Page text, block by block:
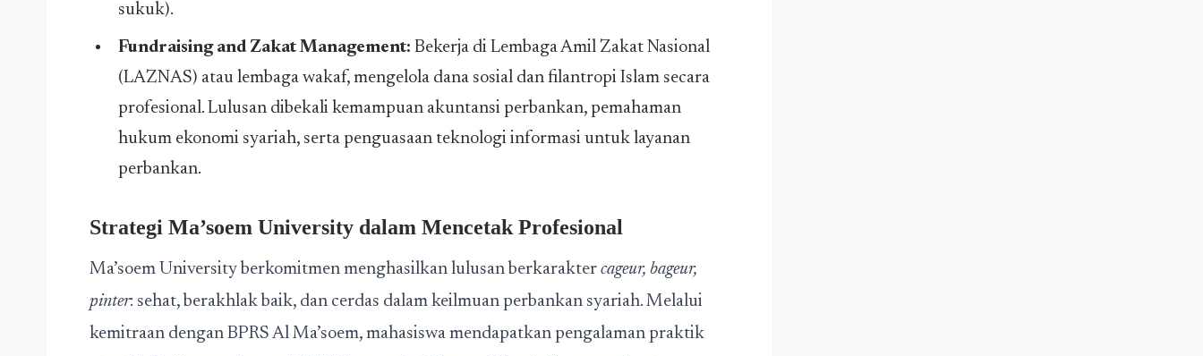
sukuk).
Fundraising and Zakat Management: Bekerja di Lembaga Amil Zakat Nasional
(LAZNAS) atau lembaga wakaf, mengelola dana sosial dan filantropi Islam secara
profesional. Lulusan dibekali kemampuan akuntansi perbankan, pemahaman
hukum ekonomi syariah, serta penguasaan teknologi informasi untuk layanan
perbankan.
Strategi Ma’soem University dalam Mencetak Profesional
Ma’soem University berkomitmen menghasilkan lulusan berkarakter cageur, bageur,
pinter: sehat, berakhlak baik, dan cerdas dalam keilmuan perbankan syariah. Melalui
kemitraan dengan BPRS Al Ma’soem, mahasiswa mendapatkan pengalaman praktik